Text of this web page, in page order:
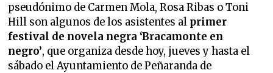
pseudónimo de Carmen Mola, Rosa Ribas o Toni
Hill son algunos de los asistentes al primer
festival de novela negra ‘Bracamonte en
negro’, que organiza desde hoy, jueves y hasta el
sábado el Ayuntamiento de Peñaranda de